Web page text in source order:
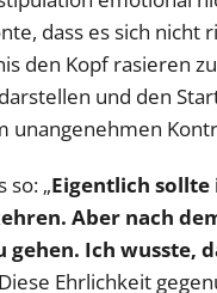
dass es sich nicht
den Kopf rasieren
und den
unangenehmen
so: „Eigentlich sollte
Aber nach
gehen. Ich wusste,
Diese Ehrlichkeit